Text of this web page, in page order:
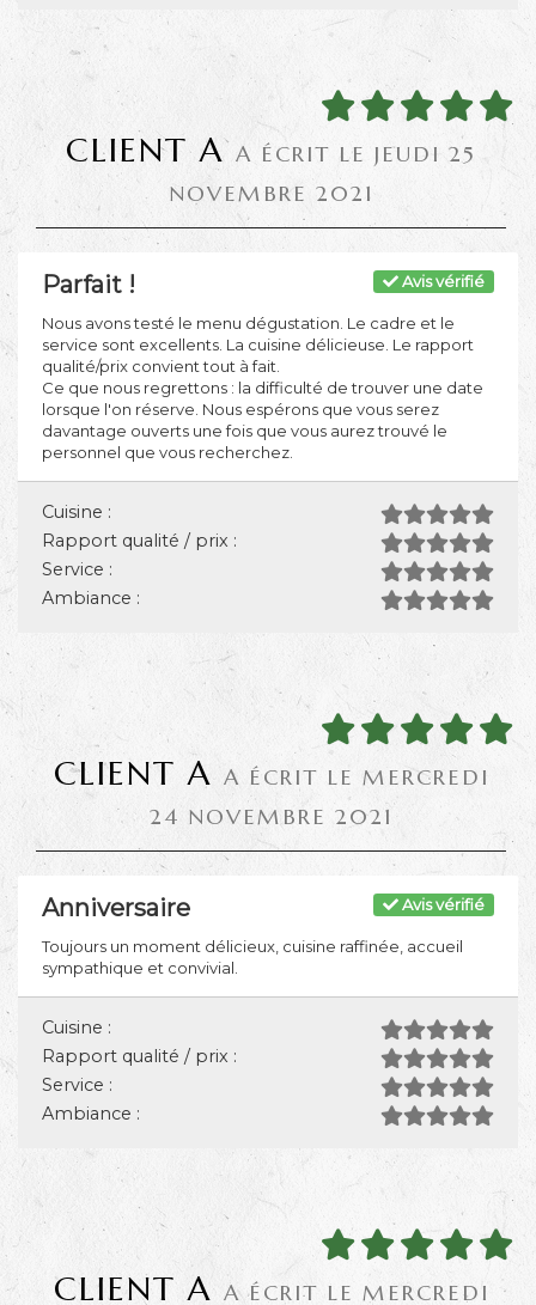
CLIENT A A ÉCRIT LE JEUDI 25
NOVEMBRE 2021
Avis vérifié
Parfait !
Nous avons testé le menu dégustation. Le cadre et le
service sont excellents. La cuisine délicieuse. Le rapport
qualité/prix convient tout à fait.
Ce que nous regrettons : la difficulté de trouver une date
lorsque l'on réserve. Nous espérons que vous serez
davantage ouverts une fois que vous aurez trouvé le
personnel que vous recherchez.
Cuisine :
Rapport qualité / prix :
Service :
Ambiance :
CLIENT A A ÉCRIT LE MERCREDI
24 NOVEMBRE 2021
Avis vérifié
Anniversaire
Toujours un moment délicieux, cuisine raffinée, accueil
sympathique et convivial.
Cuisine :
Rapport qualité / prix :
Service :
Ambiance :
CLIENT A A ÉCRIT LE MERCREDI